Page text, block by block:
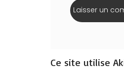
Ce site utilise